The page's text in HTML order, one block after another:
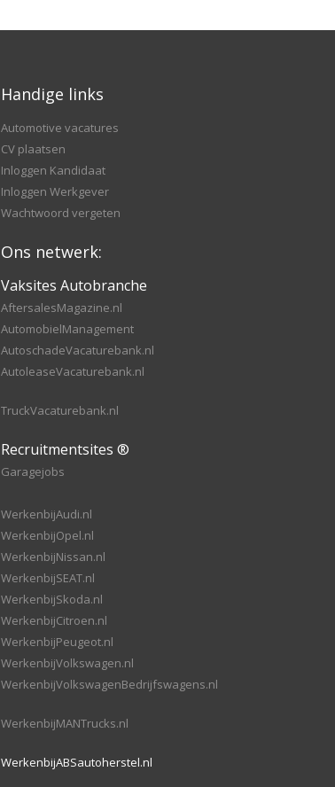
Handige links
Automotive vacatures
CV plaatsen
Inloggen Kandidaat
Inloggen Werkgever
Wachtwoord vergeten
Ons netwerk:
Vaksites Autobranche
AftersalesMagazine.nl
AutomobielManagement
AutoschadeVacaturebank.nl
AutoleaseVacaturebank.nl
TruckVacaturebank.nl
Recruitmentsites ®
Garagejobs
WerkenbijAudi.nl
WerkenbijOpel.nl
WerkenbijNissan.nl
WerkenbijSEAT.nl
WerkenbijSkoda.nl
WerkenbijCitroen.nl
WerkenbijPeugeot.nl
WerkenbijVolkswagen.nl
WerkenbijVolkswagenBedrijfswagens.nl
WerkenbijMANTrucks.nl
WerkenbijABSautoherstel.nl